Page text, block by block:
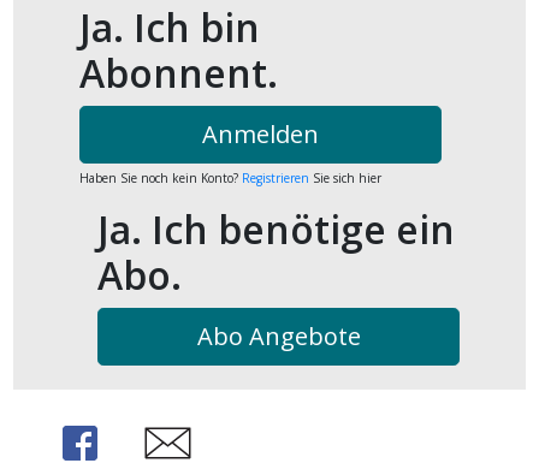
Ja. Ich bin
Abonnent.
Anmelden
Haben Sie noch kein Konto? Registrieren Sie sich hier
Ja. Ich benötige ein
Abo.
Abo Angebote
Share Share